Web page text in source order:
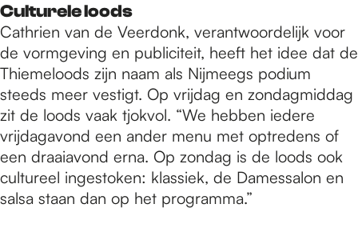
Culturele loods
Cathrien van de Veerdonk, verantwoordelijk voor
de vormgeving en publiciteit, heeft het idee dat de
Thiemeloods zijn naam als Nijmeegs podium
steeds meer vestigt. Op vrijdag en zondagmiddag
zit de loods vaak tjokvol. “We hebben iedere
vrijdagavond een ander menu met optredens of
een draaiavond erna. Op zondag is de loods ook
cultureel ingestoken: klassiek, de Damessalon en
salsa staan dan op het programma.”